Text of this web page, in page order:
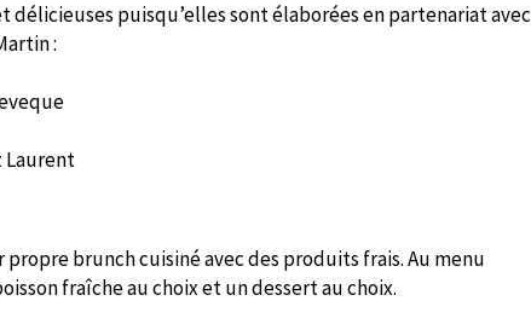
délicieuses puisqu’elles sont élaborées en partenariat avec
:
Laurent
brunch cuisiné avec des produits frais. Au menu
fraîche au choix et un dessert au choix.